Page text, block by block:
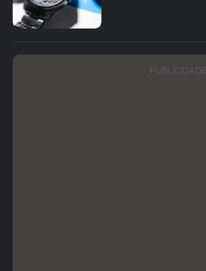
PUBLICIDADE